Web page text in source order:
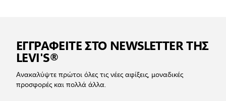
ΕΓΓΡΑΦΕΙΤΕ ΣΤΟ NEWSLETTER ΤΗΣ
LEVI'S®
Ανακαλύψτε πρώτοι όλες τις νέες αφίξεις, μοναδικές
προσφορές και πολλά άλλα.